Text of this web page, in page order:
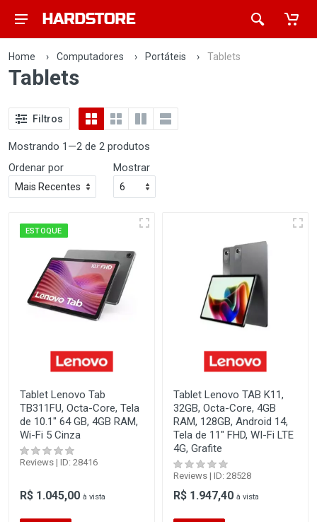
Home › Computadores › Portáteis › Tablets
Tablets
Filtros
Mostrando 1—2 de 2 produtos
Ordenar por
Mostrar
ESTOQUE
Tablet Lenovo Tab
TB311FU, Octa-Core, Tela
de 10.1" 64 GB, 4GB RAM,
Wi-Fi 5 Cinza
Reviews | ID: 28416
R$ 1.045,00 à vista
Tablet Lenovo TAB K11,
32GB, Octa-Core, 4GB
RAM, 128GB, Android 14,
Tela de 11" FHD, WI-Fi LTE
4G, Grafite
Reviews | ID: 28528
R$ 1.947,40 à vista